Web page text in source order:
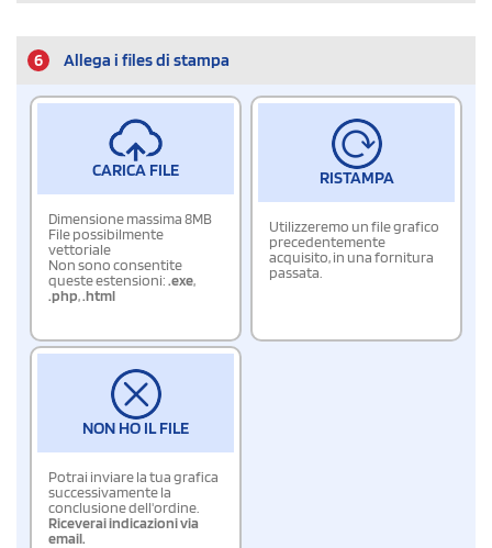
6 Allega i files di stampa
CARICA FILE
Dimensione massima 8MB
File possibilmente
vettoriale
Non sono consentite
queste estensioni:.exe,
.php,.html
RISTAMPA
Utilizzeremo un file grafico
precedentemente
acquisito, in una fornitura
passata.
NON HO IL FILE
Potrai inviare la tua grafica
successivamente la
conclusione dell'ordine.
Riceverai indicazioni via
email.